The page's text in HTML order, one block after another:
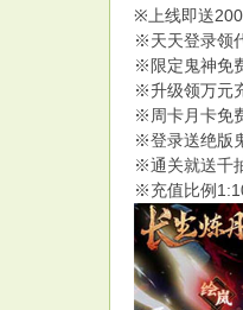
※上线即送
※天天登录领
※限定鬼神免
※升级领万元
※周卡月卡免
※登录送绝版
※通关就送千
※充值比例